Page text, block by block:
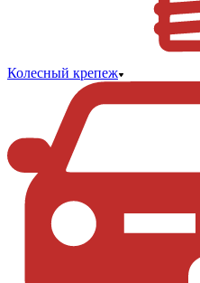
Колесный крепеж